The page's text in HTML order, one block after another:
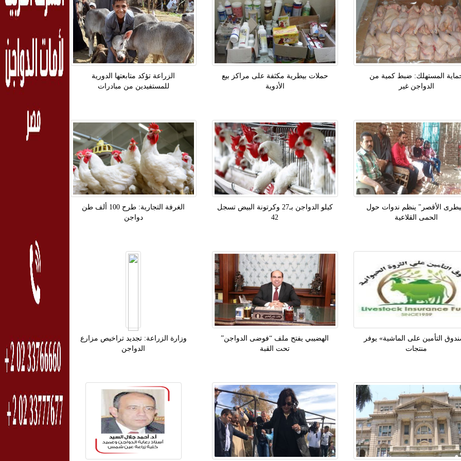
الزراعة تؤكد متابعتها الدورية
للمستفيدين من مبادرات
حملات بيطرية مكثفة على مراكز بيع
الأدوية
المستهلك: ضبط كمية من
الدواجن غير
الغرفة التجارية: طرح 100 ألف طن
دواجن
كيلو الدواجن بـ27 وكرتونة البيض تسجل
42
الأقصر" ينظم ندوات حول
الحمى القلاعية
‫وزارة الزراعة: تجديد تراخيص مزارع
الدواجن
الهضيبي يفتح ملف “فوضى الدواجن”
تحت القبة
التأمين على الماشية» يوفر
منتجات